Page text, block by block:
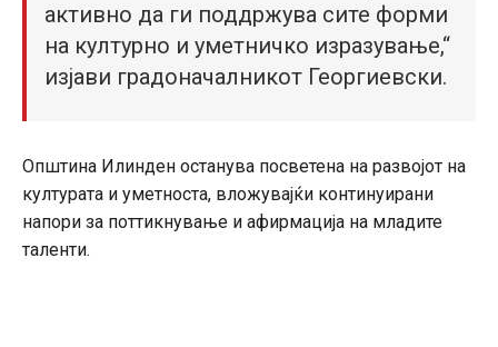
активно да ги поддржува сите форми
на културно и уметничко изразување,“
изјави градоначалникот Георгиевски.
Општина Илинден останува посветена на развојот на
културата и уметноста, вложувајќи континуирани
напори за поттикнување и афирмација на младите
таленти.